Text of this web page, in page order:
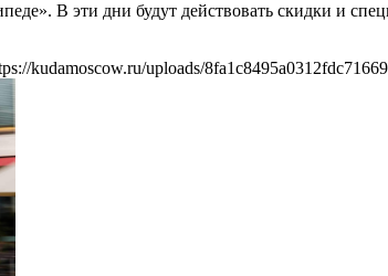
В эти дни будут действовать скидки и
kudamoscow.ru/uploads/